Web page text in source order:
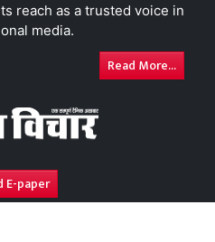
reach as a trusted voice in
media.
Read More...
E-paper